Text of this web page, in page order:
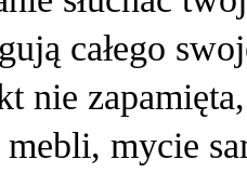
całego
nie
mycie